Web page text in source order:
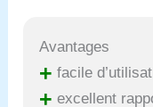
Avantages
+ facile
+ excellent